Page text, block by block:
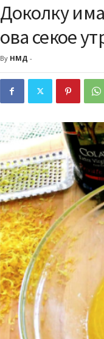
Доколку
ова секое
By НМД -